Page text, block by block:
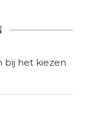
bij het kiezen